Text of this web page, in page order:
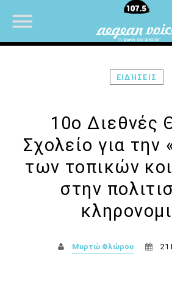
UPCOMING SHOWS
ΜΟΥΣΙΚΗ
15:00
16:00
16:00
20:00
ΕΙΔΉΣΕΙΣ
10ο Διεθνές
Σχολείο για την
των τοπικών
στην
Μυρτώ Φλώρου 21